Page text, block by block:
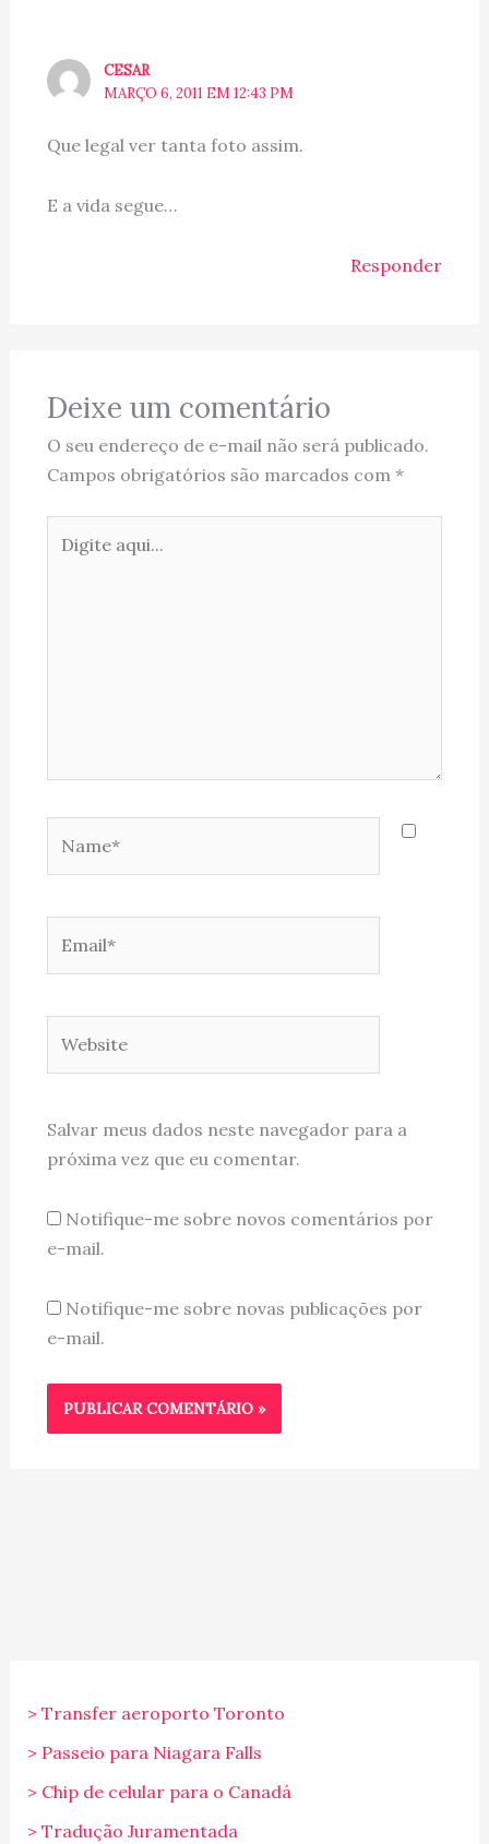
CESAR
MARÇO 6, 2011 EM 12:43 PM
Que legal ver tanta foto assim.
E a vida segue…
Responder
Deixe um comentário
O seu endereço de e-mail não será publicado.
Campos obrigatórios são marcados com *
aqui...
Salvar meus dados neste navegador para a
próxima vez que eu comentar.
Notifique-me sobre novos comentários por
e-mail.
Notifique-me sobre novas publicações por
e-mail.
> Transfer aeroporto Toronto
> Passeio para Niagara Falls
> Chip de celular para o Canadá
> Tradução Juramentada